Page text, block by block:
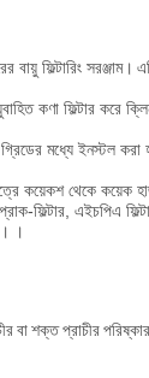
ফিল্টারিং সরঞ্জাম।
কণা ফিল্টার করে
মধ্যে ইনস্টল করা
কয়েকশ থেকে কয়েক
ফিল্টার, এইচপিএ
।
বা শক্ত প্রাচীর